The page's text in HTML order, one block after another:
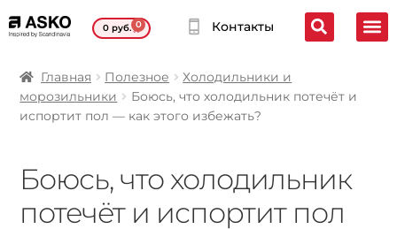
0руб. 0 Контакты
Главная Полезное
Холодильники и
морозильники
Боюсь, что холодильник потечёт и
испортит пол — как этого избежать?
Боюсь, что холодильник
потечёт и испортит пол